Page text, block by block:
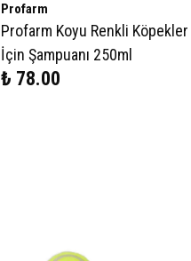
Profarm
Profarm Koyu Renkli Köpekler
İçin Şampuanı 250ml
₺ 78.00